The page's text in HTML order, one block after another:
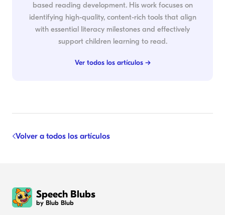
based reading development. His work focuses on
identifying high-quality, content-rich tools that align
with essential literacy milestones and effectively
support children learning to read.
Ver todos los artículos →
Volver a todos los artículos
Speech Blubs
by Blub Blub